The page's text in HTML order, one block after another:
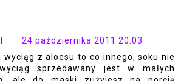
24 października 2011 20:03
wyciąg z aloesu to co innego, soku nie
sprzedawany jest w małych